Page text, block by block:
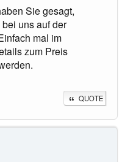
Sie gesagt,
uns auf der
mal im
zum Preis
QUOTE